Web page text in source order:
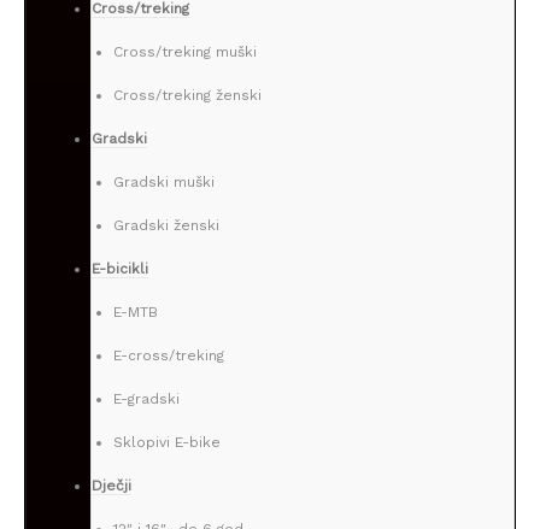
Cross/treking
Cross/treking muški
Cross/treking ženski
Gradski
Gradski muški
Gradski ženski
E-bicikli
E-MTB
E-cross/treking
E-gradski
Sklopivi E-bike
Dječji